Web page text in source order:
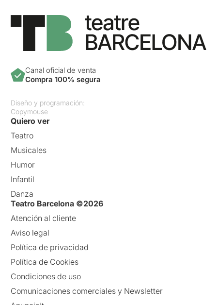
Canal oficial de venta
Compra 100% segura
Diseño y programación:
Copymouse
Quiero ver
Teatro
Musicales
Humor
Infantil
Danza
Teatro Barcelona ©2026
Atención al cliente
Aviso legal
Política de privacidad
Política de Cookies
Condiciones de uso
Comunicaciones comerciales y Newsletter